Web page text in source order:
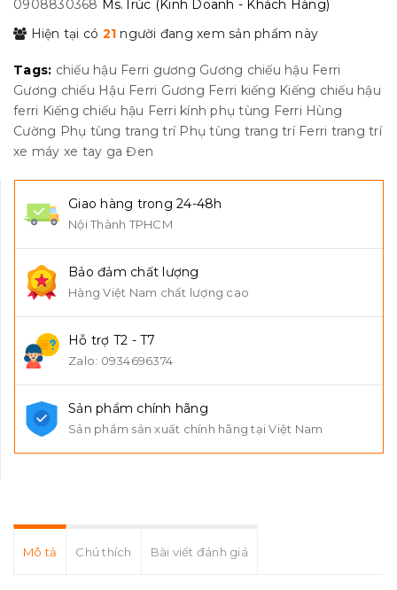
0908830368 Ms.Trúc (Kinh Doanh - Khách Hàng)
Hiện tại có 21 người đang xem sản phẩm này
Tags: chiếu hậu Ferri gương Gương chiếu hậu Ferri
Gương chiếu Hậu Ferri Gương Ferri kiếng Kiếng chiếu hậu
ferri Kiếng chiếu hậu Ferri kính phụ tùng Ferri Hùng
Cường Phụ tùng trang trí Phụ tùng trang trí Ferri trang trí
xe máy xe tay ga Đen
Giao hàng trong 24-48h
Nội Thành TPHCM
Bảo đảm chất lượng
Hàng Việt Nam chất lượng cao
Hỗ trợ T2 - T7
Zalo: 0934696374
Sản phẩm chính hãng
Sản phẩm sản xuất chính hãng tại Việt Nam
Mô tả Chú thích Bài viết đánh giá